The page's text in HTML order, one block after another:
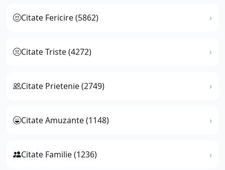
Citate Fericire (5862)
Citate Triste (4272)
Citate Prietenie (2749)
Citate Amuzante (1148)
Citate Familie (1236)